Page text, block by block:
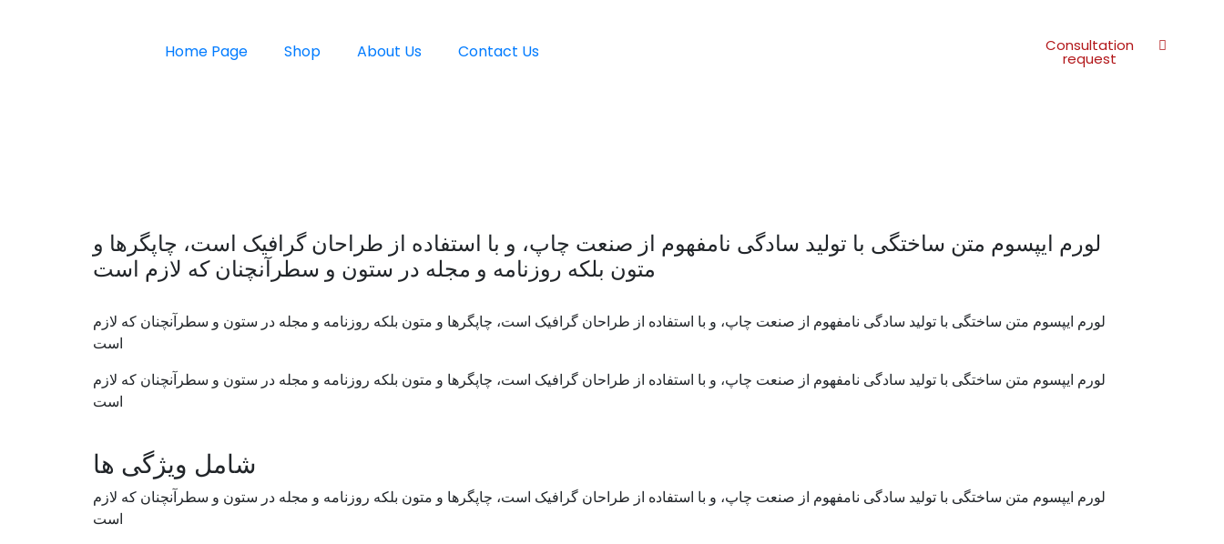
Home Page Shop About Us Contact Us Consultation
request
لورم ایپسوم متن ساختگی با تولید سادگی نامفهوم از صنعت چاپ، و با استفاده از طراحان گرافیک است، چاپگرها و
متون بلکه روزنامه و مجله در ستون و سطرآنچنان که لازم است
لورم ایپسوم متن ساختگی با تولید سادگی نامفهوم از صنعت چاپ، و با استفاده از طراحان گرافیک است، چاپگرها و متون بلکه روزنامه و مجله در ستون و سطرآنچنان که لازم
است
لورم ایپسوم متن ساختگی با تولید سادگی نامفهوم از صنعت چاپ، و با استفاده از طراحان گرافیک است، چاپگرها و متون بلکه روزنامه و مجله در ستون و سطرآنچنان که لازم
است
شامل ویژگی ها
لورم ایپسوم متن ساختگی با تولید سادگی نامفهوم از صنعت چاپ، و با استفاده از طراحان گرافیک است، چاپگرها و متون بلکه روزنامه و مجله در ستون و سطرآنچنان که لازم
است